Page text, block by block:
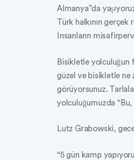
Almanya”da
Türk halkının
İnsanların
Bisikletle yolculuğun
güzel ve bisikletle ne
görüyorsunuz.
yolculuğumuzda
Lutz Grabowski,
“5 gün kamp